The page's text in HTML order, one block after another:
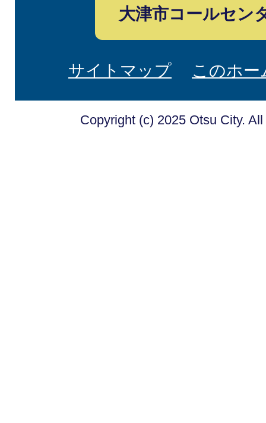
大津市コールセン
サイトマップ このホ
Copyright (c) 2025 Otsu City.